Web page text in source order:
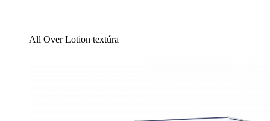
All Over Lotion textúra